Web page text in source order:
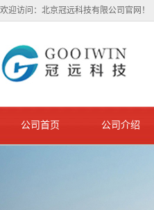
欢迎访问：北京冠远科技有限公司官网！
公司首页 公司介绍